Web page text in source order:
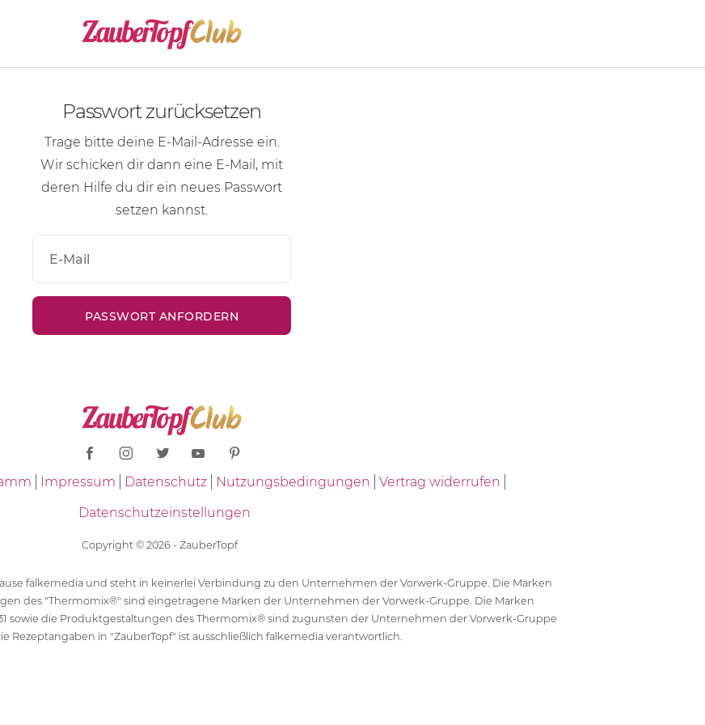
Passwort zurücksetzen
Trage bitte deine E-Mail-Adresse ein.
Wir schicken dir dann eine E-Mail , mit
deren Hilfe du dir ein neues Passwort
setzen kannst.
Impressum Datenschutz Nutzungsbedingungen
Vertrag widerrufen
Datenschutzeinstellungen
Copyright © 2026 - ZauberTopf
falkemedia und steht in keinerlei Verbindung zu den Unternehmen der Vorwerk-Gruppe. Die Marken
des "Thermomix®" sind eingetragene Marken der Unternehmen der Vorwerk-Gruppe. Die Marken
sowie die Produktgestaltungen des Thermomix® sind zugunsten der Unternehmen der Vorwerk-Gruppe
Rezeptangaben in "ZauberTopf" ist ausschließlich falkemedia verantwortlich.